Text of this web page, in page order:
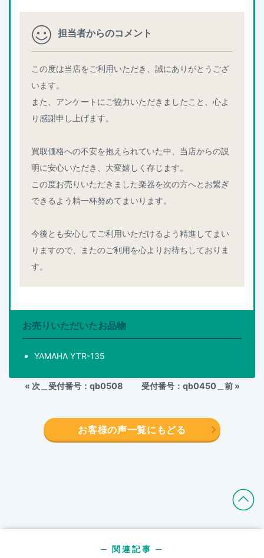
担当者からのコメント
この度は当店をご利用いただき、誠にありがとうござ
います。
また、アンケートにご協力いただきましたこと、心よ
り感謝申し上げます。
買取価格への不安を抱えられていた中、当店からの説
明に安心いただき、大変嬉しく存じます。
この度お売りいただきました楽器を次の方へとお繋ぎ
できるよう精一杯努めてまいります。
今後とも安心してご利用いただけるよう精進してまい
りますので、またのご利用を心よりお待ちしておりま
す。
お売りいただいたお品物
YAMAHA YTR-135
« 次＿受付番号：qb0508 受付番号：qb0450＿前»
お客様の声一覧にもどる
─ 関連記事 ─